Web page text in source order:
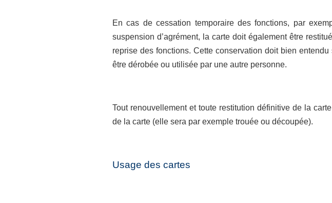
En cas de cessation temporaire des fonctions, par
suspension d’agrément, la carte doit également être
reprise des fonctions. Cette conservation doit bien
être dérobée ou utilisée par une autre personne.
Tout renouvellement et toute restitution définitive de la
de la carte (elle sera par exemple trouée ou découpée).
Usage des cartes